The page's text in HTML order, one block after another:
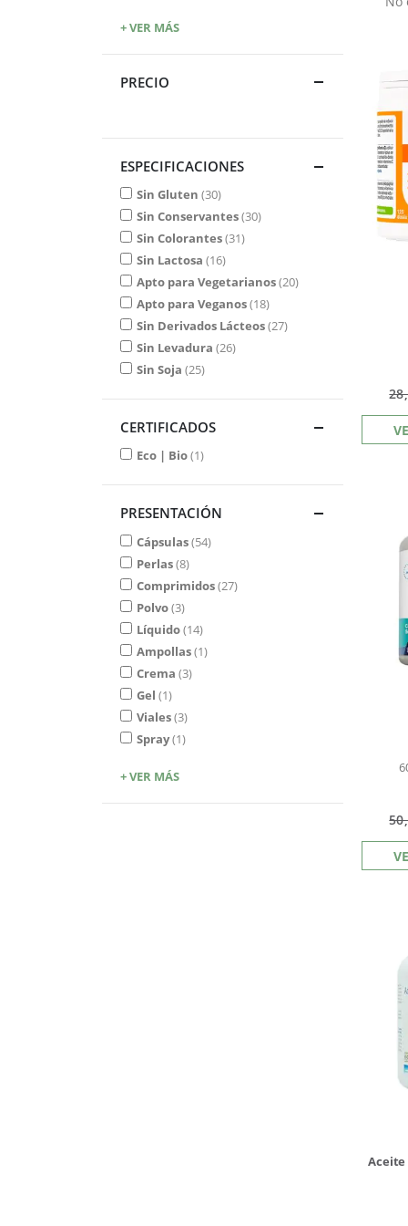
+ VER MÁS
PRECIO
ESPECIFICACIONES
Sin Gluten 30
Sin Conservantes 30
Sin Colorantes 31
Sin Lactosa 16
Apto para Vegetarianos 20
Apto para Veganos 18
Sin Derivados Lácteos 27
Sin Levadura 26
Sin Soja 25
CERTIFICADOS
Eco | Bio 1
PRESENTACIÓN
Cápsulas 54
Perlas 8
Comprimidos 27
Polvo 3
Líquido 14
Ampollas 1
Crema 3
Gel 1
Viales 3
Spray 1
+ VER MÁS
Aceite